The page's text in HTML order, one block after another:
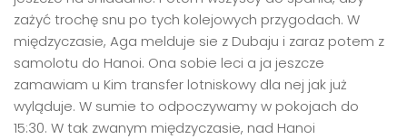
zażyć trochę snu po tych kolejowych przygodach. W
międzyczasie, Aga melduje sie z Dubaju i zaraz potem z
samolotu do Hanoi. Ona sobie leci a ja jeszcze
zamawiam u Kim transfer lotniskowy dla nej jak już
wyląduje. W sumie to odpoczywamy w pokojach do
15:30. W tak zwanym międzyczasie, nad Hanoi